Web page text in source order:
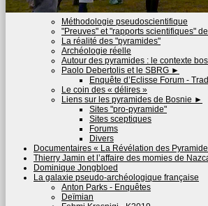
Méthodologie pseudoscientifique
"Preuves" et "rapports scientifiques"
La réalité des "pyramides"
Archéologie réelle
Autour des pyramides : le contexte
Paolo Debertolis et le SBRG ►
Enquête d’Eclisse Forum -
Le coin des « délires »
Liens sur les pyramides de Bosnie ►
Sites "pro-pyramide"
Sites sceptiques
Forums
Divers
Documentaires « La Révélation des
Thierry Jamin et l’affaire des momies de
Dominique Jongbloed
La galaxie pseudo-archéologique française
Anton Parks - Enquêtes
Deïmian